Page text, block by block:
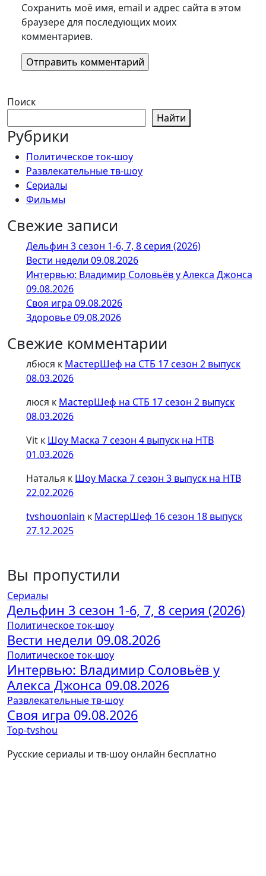
Сохранить моё имя, email и адрес сайта в этом
браузере для последующих моих
комментариев.
Поиск
Найти
Рубрики
Политическое ток-шоу
Развлекательные тв-шоу
Сериалы
Фильмы
Свежие записи
Дельфин 3 сезон 1-6, 7, 8 серия (2026)
Вести недели 09.08.2026
Интервью: Владимир Соловьёв у Алекса Джонса
09.08.2026
Своя игра 09.08.2026
Здоровье 09.08.2026
Свежие комментарии
лбюся к МастерШеф на СТБ 17 сезон 2 выпуск
08.03.2026
люся к МастерШеф на СТБ 17 сезон 2 выпуск
08.03.2026
Vit к Шоу Маска 7 сезон 4 выпуск на НТВ
01.03.2026
Наталья к Шоу Маска 7 сезон 3 выпуск на НТВ
22.02.2026
tvshouonlain к МастерШеф 16 сезон 18 выпуск
27.12.2025
Вы пропустили
Сериалы
Дельфин 3 сезон 1-6, 7, 8 серия (2026)
Политическое ток-шоу
Вести недели 09.08.2026
Политическое ток-шоу
Интервью: Владимир Соловьёв у
Алекса Джонса 09.08.2026
Развлекательные тв-шоу
Своя игра 09.08.2026
Top-tvshou
Русские сериалы и тв-шоу онлайн бесплатно